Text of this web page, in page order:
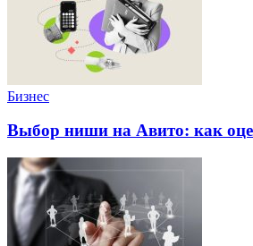
Бизнес
Выбор ниши на Авито: как